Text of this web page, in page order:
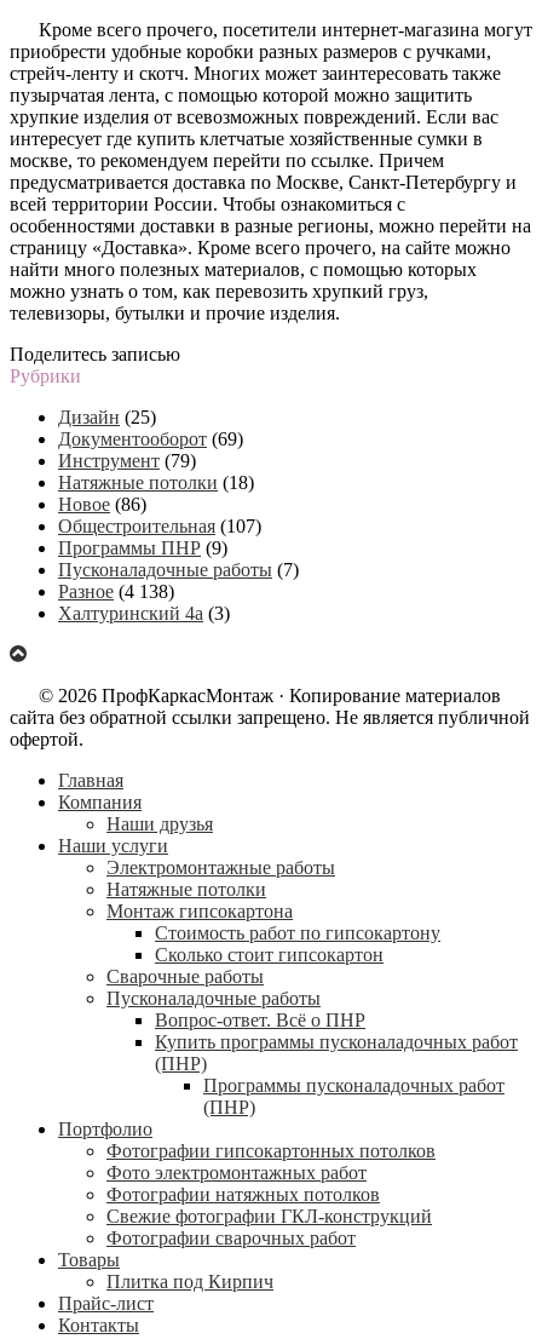
Кроме всего прочего, посетители интернет-магазина могут
приобрести удобные коробки разных размеров с ручками,
стрейч-ленту и скотч. Многих может заинтересовать также
пузырчатая лента, с помощью которой можно защитить
хрупкие изделия от всевозможных повреждений. Если вас
интересует где купить клетчатые хозяйственные сумки в
москве, то рекомендуем перейти по ссылке. Причем
предусматривается доставка по Москве, Санкт-Петербургу и
всей территории России. Чтобы ознакомиться с
особенностями доставки в разные регионы, можно перейти на
страницу «Доставка». Кроме всего прочего, на сайте можно
найти много полезных материалов, с помощью которых
можно узнать о том, как перевозить хрупкий груз,
телевизоры, бутылки и прочие изделия.
Поделитесь записью
Рубрики
Дизайн (25)
Документооборот (69)
Инструмент (79)
Натяжные потолки (18)
Новое (86)
Общестроительная (107)
Программы ПНР (9)
Пусконаладочные работы (7)
Разное (4 138)
Халтуринский 4а (3)
© 2026 ПрофКаркасМонтаж · Копирование материалов
сайта без обратной ссылки запрещено. Не является публичной
офертой.
Главная
Компания
Наши друзья
Наши услуги
Электромонтажные работы
Натяжные потолки
Монтаж гипсокартона
Стоимость работ по гипсокартону
Сколько стоит гипсокартон
Сварочные работы
Пусконаладочные работы
Вопрос-ответ. Всё о ПНР
Купить программы пусконаладочных работ
(ПНР)
Программы пусконаладочных работ
(ПНР)
Портфолио
Фотографии гипсокартонных потолков
Фото электромонтажных работ
Фотографии натяжных потолков
Свежие фотографии ГКЛ-конструкций
Фотографии сварочных работ
Товары
Плитка под Кирпич
Прайс-лист
Контакты